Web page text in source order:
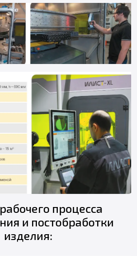
процесса
и постобработки
изделия: